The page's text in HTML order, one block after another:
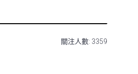
關注人數: 3359